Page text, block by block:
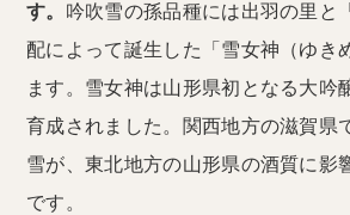
す。 吟吹雪の孫品種には出羽の里と
配によって誕生した「雪女神（ゆき
ます。雪女神は山形県初となる大吟
育成されました。関西地方の滋賀県
雪が、東北地方の山形県の酒質に影
です。